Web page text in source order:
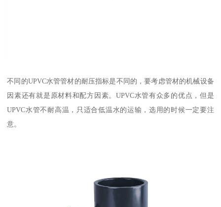
不同的UPVC水管管材的耐压指标是不同的，要考虑管材的机械设备
因素还有就是原材料和配方因素。UPVC水管有众多的优点，但是
UPVC水管不耐高温，只适合低温水的运输，选用的时候一定要注
意。